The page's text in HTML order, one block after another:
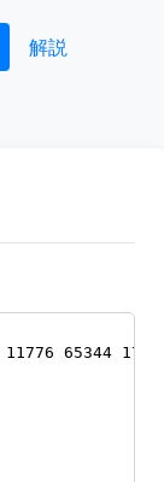
解説
65344